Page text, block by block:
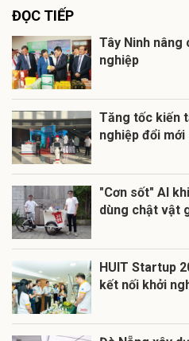
ĐỌC TIẾP
Tây Ninh nâng
nghiệp
Tăng tốc kiến
nghiệp đổi
"Cơn sốt" AI
dùng chật vật
HUIT Startup
kết nối khởi